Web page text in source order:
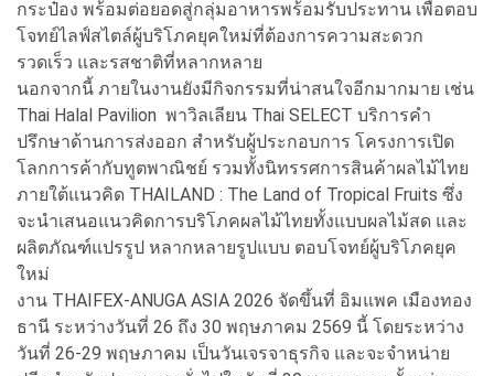
กระป๋อง พร้อมต่อยอดสู่กลุ่มอาหารพร้อมรับประทาน เพื่อตอบ
โจทย์ไลฟ์สไตล์ผู้บริโภคยุคใหม่ที่ต้องการความสะดวก
รวดเร็ว และรสชาติที่หลากหลาย
นอกจากนี้ ภายในงานยังมีกิจกรรมที่น่าสนใจอีกมากมาย เช่น
Thai Halal Pavilion พาวิลเลียน Thai SELECT บริการคำ
ปรึกษาด้านการส่งออก สำหรับผู้ประกอบการ โครงการเปิด
โลกการค้ากับทูตพาณิชย์ รวมทั้งนิทรรศการสินค้าผลไม้ไทย
ภายใต้แนวคิด THAILAND : The Land of Tropical Fruits ซึ่ง
จะนำเสนอแนวคิดการบริโภคผลไม้ไทยทั้งแบบผลไม้สด และ
ผลิตภัณฑ์แปรรูป หลากหลายรูปแบบ ตอบโจทย์ผู้บริโภคยุค
ใหม่
งาน THAIFEX-ANUGA ASIA 2026 จัดขึ้นที่ อิมแพค เมืองทอง
ธานี ระหว่างวันที่ 26 ถึง 30 พฤษภาคม 2569 นี้ โดยระหว่าง
วันที่ 26-29 พฤษภาคม เป็นวันเจรจาธุรกิจ และจะจำหน่าย